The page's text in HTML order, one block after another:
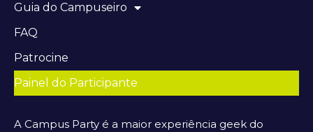
Guia do Campuseiro
FAQ
Patrocine
Painel do Participante
A Campus Party é a maior experiência geek do